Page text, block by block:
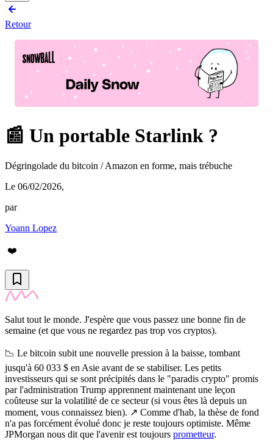
Retour
📰 Un portable Starlink ?
Dégringolade du bitcoin / Amazon en forme, mais trébuche
Le 06/02/2026,
par
Yoann Lopez
❤️
Salut tout le monde. J'espère que vous passez une bonne fin de
semaine (et que vous ne regardez pas trop vos cryptos).
📉 Le bitcoin subit une nouvelle pression à la baisse, tombant
jusqu'à 60 033 $ en Asie avant de se stabiliser. Les petits
investisseurs qui se sont précipités dans le "paradis crypto" promis
par l'administration Trump apprennent maintenant une leçon
coûteuse sur la volatilité de ce secteur (si vous êtes là depuis un
moment, vous connaissez bien). ↗️ Comme d'hab, la thèse de fond
n'a pas forcément évolué donc je reste toujours optimiste. Même
JPMorgan nous dit que l'avenir est toujours prometteur.